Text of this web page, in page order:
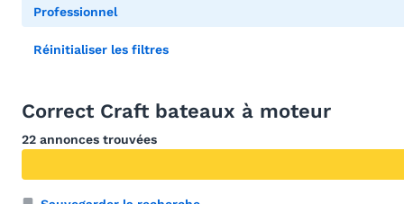
Professionnel
Réinitialiser les filtres
Correct Craft bateaux à moteur
22 annonces trouvées